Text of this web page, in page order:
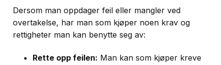
Dersom man oppdager feil eller mangler ved
overtakelse, har man som kjøper noen krav og
rettigheter man kan benytte seg av:
Rette opp feilen: Man kan som kjøper kreve